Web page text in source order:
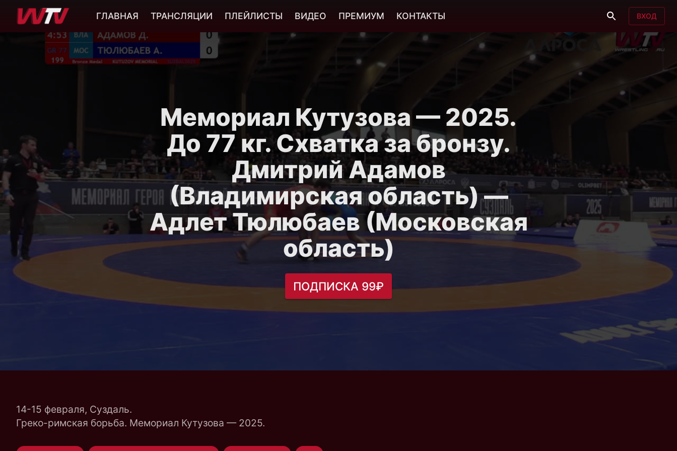
Мемориал Кутузова — 2025.
До 77 кг. Схватка за бронзу.
Дмитрий Адамов
(Владимирская область) —
Адлет Тюлюбаев (Московская
область)
ПОДПИСКА 99₽
14-15 февраля, Суздаль.
Греко-римская борьба. Мемориал Кутузова — 2025.
ГЛАВНАЯ ТРАНСЛЯЦИИ ПЛЕЙЛИСТЫ ВИДЕО ПРЕМИУМ КОНТАКТЫ ВХОД